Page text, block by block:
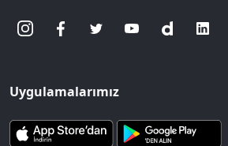
Uygulamalarımız